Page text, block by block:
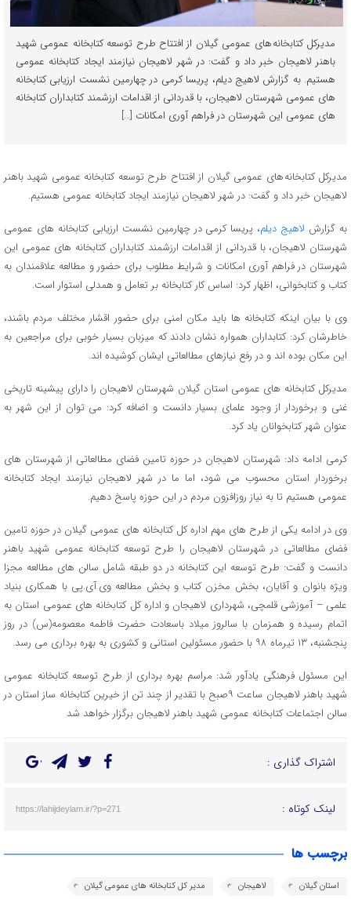
مدیرکل کتابخانه های عمومی گیلان از افتتاح طرح توسعه کتابخانه عمومی شهید
باهنر لاهیجان خبر داد و گفت: در شهر لاهیجان نیازمند ایجاد کتابخانه عمومی
هستیم. به گزارش لاهیج دیلم، پریسا کرمی در چهارمین نشست ارزیابی کتابخانه
های عمومی شهرستان لاهیجان، با قدردانی از اقدامات ارزشمند کتابداران کتابخانه
های عمومی این شهرستان در فراهم آوری امکانات […]
مدیرکل کتابخانه های عمومی گیلان از افتتاح طرح توسعه کتابخانه عمومی شهید باهنر
لاهیجان خبر داد و گفت: در شهر لاهیجان نیازمند ایجاد کتابخانه عمومی هستیم.
به گزارش لاهیج دیلم، پریسا کرمی در چهارمین نشست ارزیابی کتابخانه های عمومی
شهرستان لاهیجان، با قدردانی از اقدامات ارزشمند کتابداران کتابخانه های عمومی این
شهرستان در فراهم آوری امکانات و شرایط مطلوب برای حضور و مطالعه علاقمندان به
کتاب و کتابخوانی، اظهار کرد: اساس کار کتابخانه بر تعامل و همدلی استوار است.
وی با بیان اینکه کتابخانه ها باید مکان امنی برای حضور اقشار مختلف مردم باشند،
خاطرشان کرد: کتابداران همواره نشان دادند که میزبان بسیار خوبی برای مراجعین به
این مکان بوده اند و در رفع نیازهای مطالعاتی ایشان کوشیده اند.
مدیرکل کتابخانه های عمومی استان گیلان شهرستان لاهیجان را دارای پیشینه تاریخی
غنی و برخوردار از وجود علمای بسیار دانست و اضافه کرد: می توان از این شهر به
عنوان شهر کتابخوانان یاد کرد.
کرمی ادامه داد: شهرستان لاهیجان در حوزه تامین فضای مطالعاتی از شهرستان های
برخوردار استان محسوب می شود، اما ما در شهر لاهیجان نیازمند ایجاد کتابخانه
عمومی هستیم تا به نیاز روزافزون مردم در این حوزه پاسخ دهیم.
وی در ادامه یکی از طرح های مهم اداره کل کتابخانه های عمومی گیلان در حوزه تامین
فضای مطالعاتی در شهرستان لاهیجان را طرح توسعه کتابخانه عمومی شهید باهنر
دانست و گفت: طرح توسعه این کتابخانه در دو طبقه شامل سالن های مطالعه مجزا
ویژه بانوان و آقایان، بخش مخزن کتاب و بخش مطالعه وی.آی.پی با همکاری بنیاد
علمی – آموزشی قلمچی، شهرداری لاهیجان و اداره کل کتابخانه های عمومی استان به
اتمام رسیده و همزمان با سالروز میلاد باسعادت حضرت فاطمه معصومه(س) در روز
پنجشنبه، ۱۳ تیرماه ۹۸ با حضور مسئولین استانی و کشوری به بهره برداری می رسد.
این مسئول فرهنگی یادآور شد: مراسم بهره برداری از طرح توسعه کتابخانه عمومی
شهید باهنر لاهیجان ساعت ۹صبح با تقدیر از چند تن از خیرین کتابخانه ساز استان در
سالن اجتماعات کتابخانه عمومی شهید باهنر لاهیجان برگزار خواهد شد
اشتراک گذاری :
لینک کوتاه : https://lahijdeylam.ir/?p=271
برچسب ها
استان گیلان لاهیجان
مدیر کل کتابخانه های عمومی گیلان